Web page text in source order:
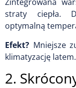
straty ciepła.
optymalną
Efekt? Mniejsze
klimatyzację latem.
2.